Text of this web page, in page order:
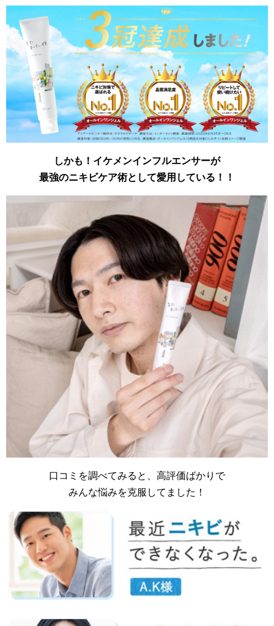
しかも！イケメンインフルエンサーが
最強のニキビケア術として愛用している！！
口コミを調べてみると、高評価ばかりで
みんな悩みを克服してました！